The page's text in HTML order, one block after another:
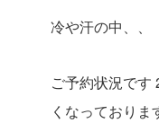
冷や汗の中、、
ご予約状況です
くなっており